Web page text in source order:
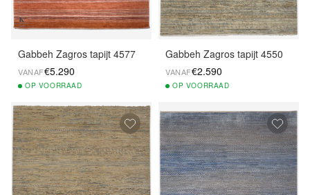
Gabbeh Zagros tapijt 4577
VANAF€5.290
OP VOORRAAD
Gabbeh Zagros tapijt 4550
VANAF€2.590
OP VOORRAAD